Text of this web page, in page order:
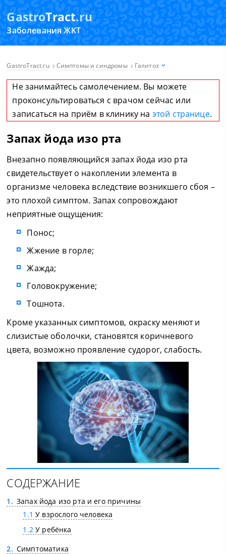
GastroTract.ru
Заболевания ЖКТ
GastroTract.ru Симптомы и синдромы Галитоз
Не занимайтесь самолечением. Вы можете
проконсультироваться с врачом сейчас или
записаться на приём в клинику на этой странице.
Запах йода изо рта
Внезапно появляющийся запах йода изо рта
свидетельствует о накоплении элемента в
организме человека вследствие возникшего сбоя –
это плохой симптом. Запах сопровождают
неприятные ощущения:
Понос;
Жжение в горле;
Жажда;
Головокружение;
Тошнота.
Кроме указанных симптомов, окраску меняют и
слизистые оболочки, становятся коричневого
цвета, возможно проявление судорог, слабость.
СОДЕРЖАНИЕ
1
Запах йода изо рта и его причины
1.1 У взрослого человека
1.2У ребёнка
2
Симптоматика